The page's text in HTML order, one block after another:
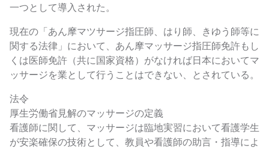
一つとして導入された。
現在の「あん摩マツサージ指圧師、はり師、きゆう師等に
関する法律」において、あん摩マッサージ指圧師免許もし
くは医師免許（共に国家資格）がなければ日本においてマ
ッサージを業として行うことはできない、とされている。
法令
厚生労働省見解のマッサージの定義
看護師に関して、マッサージは臨地実習において看護学生
が安楽確保の技術として、教員や看護師の助言・指導によ